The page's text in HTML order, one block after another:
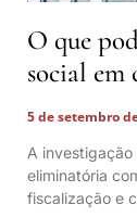
O que
social em
5 de setembro
A
eliminatória
fiscalização e